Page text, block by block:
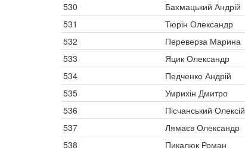
530
Бахмацький Андрій
531
Тюрін Олександр
532
Переверза Марина
533
Яцик Олександр
534
Педченко Андрій
535
Умрихін Дмитро
536
Пісчанський Олексій
537
Лямаєв Олександр
538
Пикалюк Роман